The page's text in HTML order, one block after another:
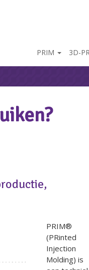
PRIM 3D-
PRIM®
(PRinted
Injection
Molding) is